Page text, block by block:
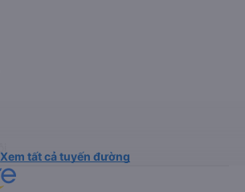
Xem tất cả tuyến đường